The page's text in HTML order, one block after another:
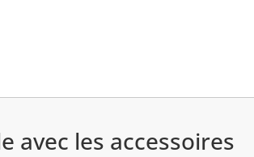
avec les accessoires